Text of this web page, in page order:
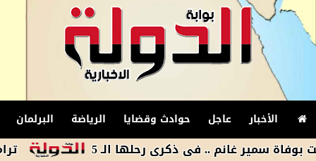
الأخبار عاجل حوادث وقضايا الرياضة البرلمان
ترامب يوقع غانم .. فى ذكرى رحلها الـ 5